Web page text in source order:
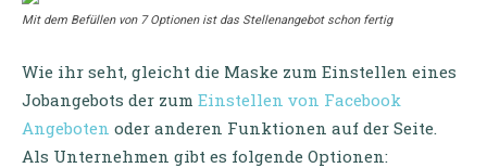
Mit dem Befüllen von 7 Optionen ist das Stellenangebot schon fertig
Wie ihr seht, gleicht die Maske zum Einstellen eines
Jobangebots der zum Einstellen von Facebook
Angeboten oder anderen Funktionen auf der Seite.
Als Unternehmen gibt es folgende Optionen: